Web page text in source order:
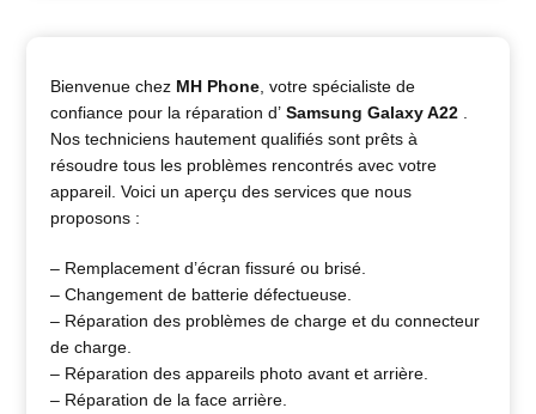
Bienvenue chez MH Phone , votre spécialiste de
confiance pour la réparation d’ Samsung Galaxy A22
Nos techniciens hautement qualifiés sont prêts à
résoudre tous les problèmes rencontrés avec votre
appareil. Voici un aperçu des services que nous
proposons :
– Remplacement d’écran fissuré ou brisé.
– Changement de batterie défectueuse.
– Réparation des problèmes de charge et du connecteur
de charge.
– Réparation des appareils photo avant et arrière.
– Réparation de la face arrière.